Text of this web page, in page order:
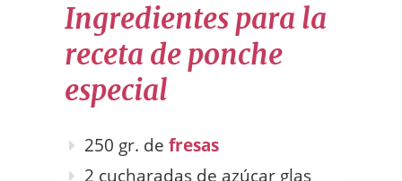
Ingredientes para la
receta de ponche
especial
250 gr. de fresas
2 cucharadas de azúcar glas